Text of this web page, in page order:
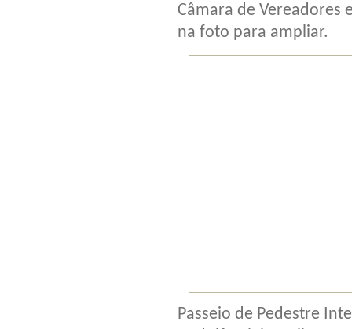
Câmara de Vereadores
na foto para ampliar.
Passeio de Pedestre